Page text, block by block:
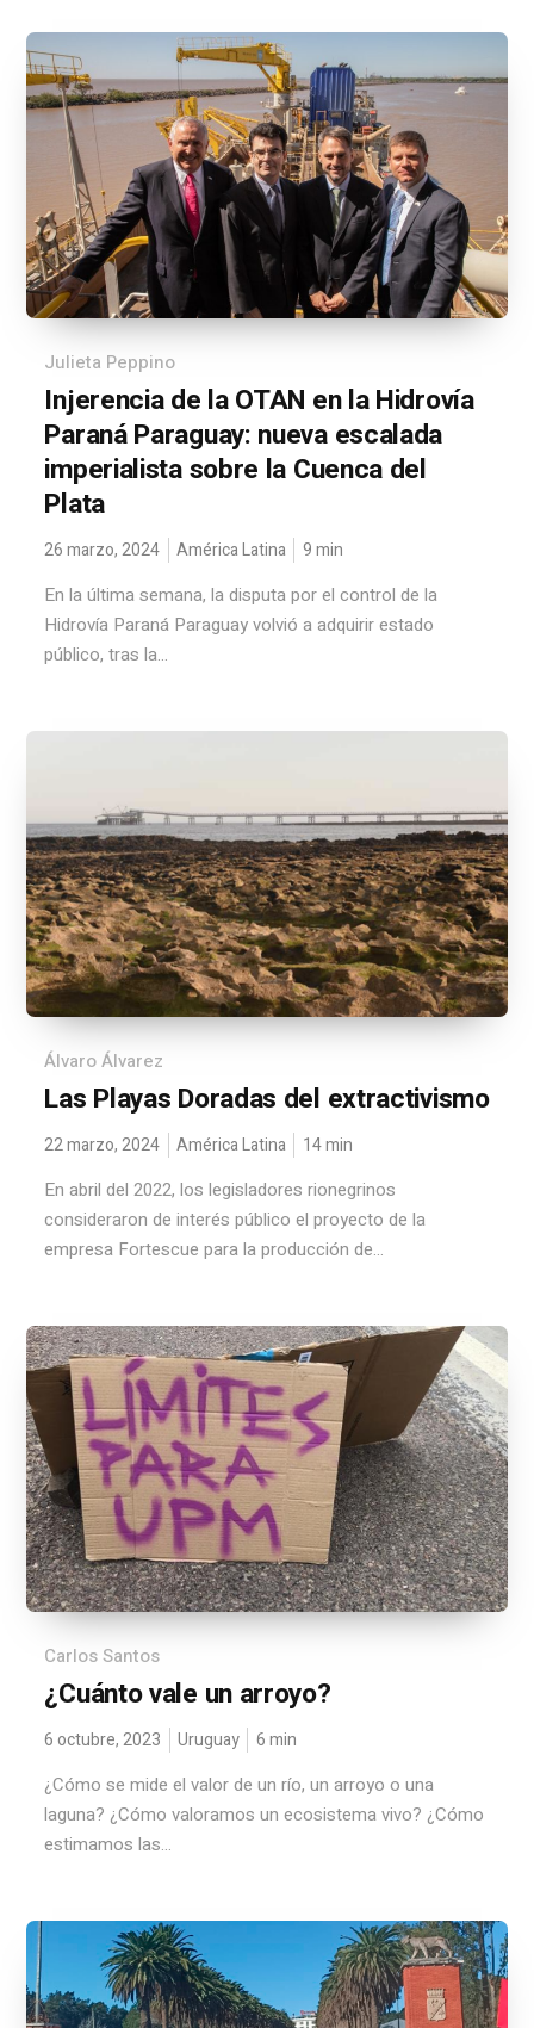
Julieta Peppino
Injerencia de la OTAN en la Hidrovía
Paraná Paraguay: nueva escalada
imperialista sobre la Cuenca del
Plata
26 marzo, 2024 América Latina 9 min
En la última semana, la disputa por el control de la
Hidrovía Paraná Paraguay volvió a adquirir estado
público, tras la...
Álvaro Álvarez
Las Playas Doradas del extractivismo
22 marzo, 2024 América Latina 14min
En abril del 2022, los legisladores rionegrinos
consideraron de interés público el proyecto de la
empresa Fortescue para la producción de...
Carlos Santos
¿Cuánto vale un arroyo?
6 octubre, 2023 Uruguay 6 min
¿Cómo se mide el valor de un río, un arroyo o una
laguna? ¿Cómo valoramos un ecosistema vivo? ¿Cómo
estimamos las...